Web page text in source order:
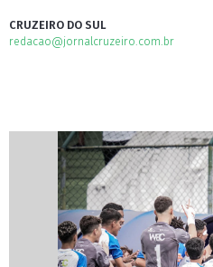
CRUZEIRO DO SUL
redacao@jornalcruzeiro.com.br